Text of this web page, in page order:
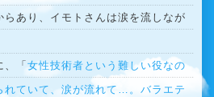
らあり、イモトさんは涙を流しなが
、「女性技術者という難しい役なの
れていて、涙が流れて…。バラエテ